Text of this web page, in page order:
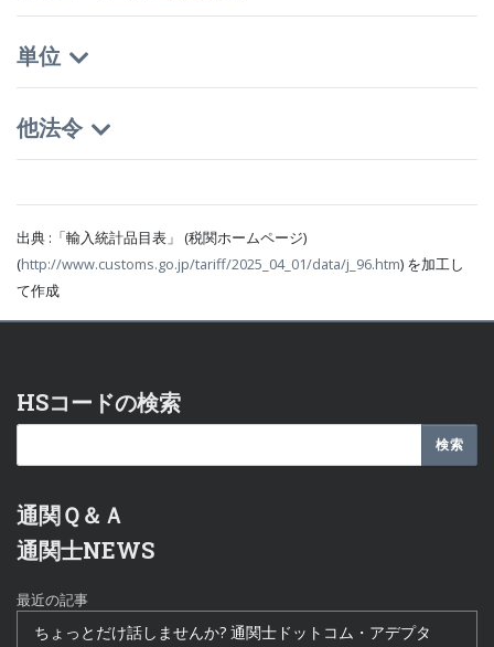
単位
他法令
出典 :「輸入統計品目表」 (税関ホームページ)
(http://www.customs.go.jp/tariff/2025_04_01/data/j_96.htm) を加工し
て作成
HSコードの検索
通関Ｑ＆Ａ
通関士NEWS
最近の記事
ちょっとだけ話しませんか? 通関士ドットコム・アデプタ